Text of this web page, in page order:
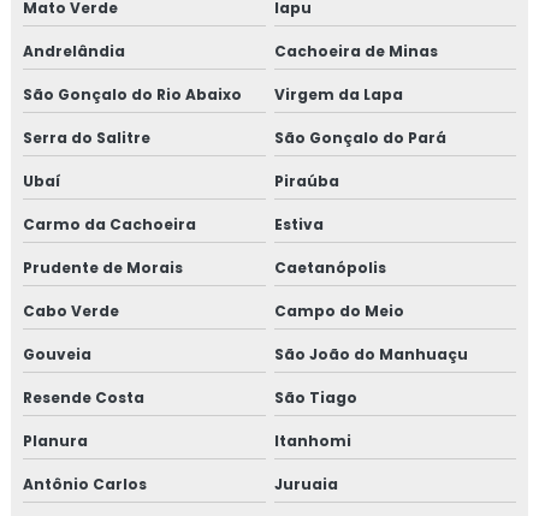
Treinamento em tratamento de não conformidades
causas raiz
Mato Verde Iapu
Andrelândia Cachoeira de Minas
São Gonçalo do Rio Abaixo Virgem da Lapa
Serra do Salitre São Gonçalo do Pará
Ubaí Piraúba
Carmo da Cachoeira Estiva
Prudente de Morais Caetanópolis
Cabo Verde Campo do Meio
Gouveia São João do Manhuaçu
Resende Costa São Tiago
Planura Itanhomi
Antônio Carlos Juruaia